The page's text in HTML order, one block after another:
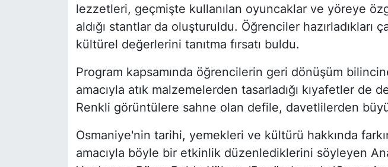
lezzetleri, geçmişte kullanılan oyuncaklar ve yöreye
aldığı stantlar da oluşturuldu. Öğrenciler hazırladıkları
kültürel değerlerini tanıtma fırsatı buldu.
Program kapsamında öğrencilerin geri dönüşüm
amacıyla atık malzemelerden tasarladığı kıyafetler de
Renkli görüntülere sahne olan defile, davetlilerden
Osmaniye'nin tarihi, yemekleri ve kültürü hakkında
amacıyla böyle bir etkinlik düzenlediklerini söyleyen